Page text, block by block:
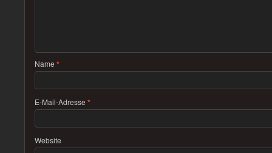
Name *
E-Mail-Adresse *
Website